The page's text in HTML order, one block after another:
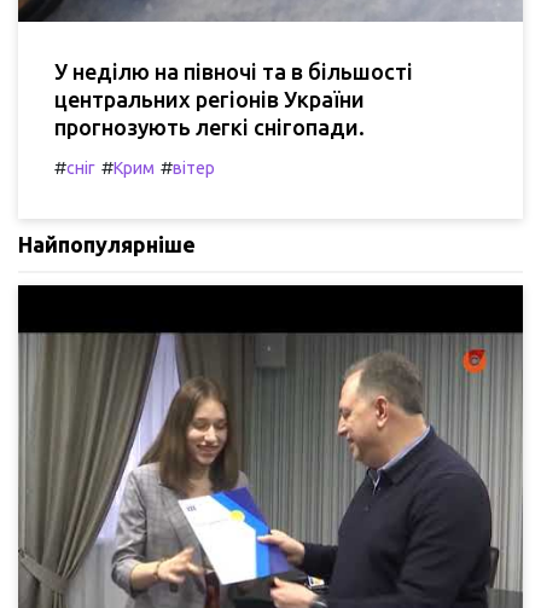
У неділю на півночі та в більшості
центральних регіонів України
прогнозують легкі снігопади.
#сніг #Крим #вітер
Найпопулярніше